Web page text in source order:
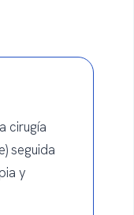
cirugía
seguida
y